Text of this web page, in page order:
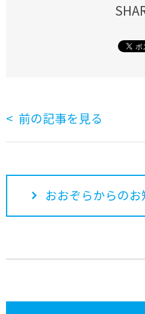
前の記事を見る
おおぞらからの